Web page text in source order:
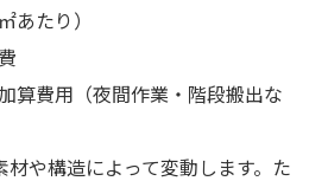
あたり）
算費用（夜間作業・階段搬出な
材や構造によって変動します。た